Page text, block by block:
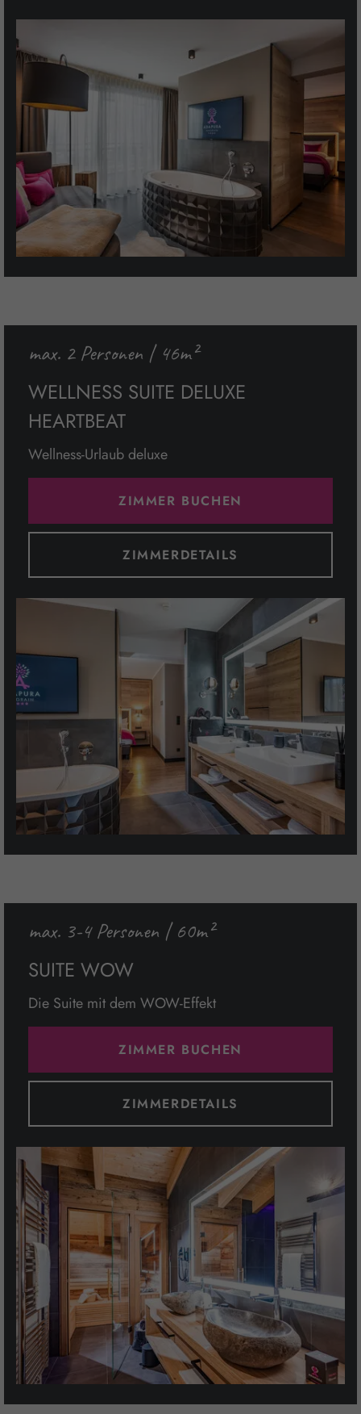
max. 2 Personen | 46m²
WELLNESS SUITE DELUXE
HEARTBEAT
Wellness-Urlaub deluxe
ZIMMER BUCHEN
ZIMMERDETAILS
max. 3-4 Personen | 60m²
SUITE WOW
Die Suite mit dem WOW-Effekt
ZIMMER BUCHEN
ZIMMERDETAILS